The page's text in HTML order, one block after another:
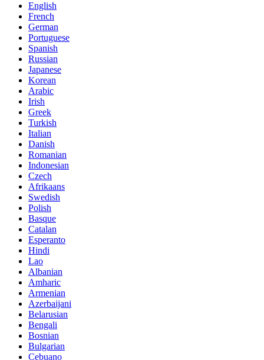
English
French
German
Portuguese
Spanish
Russian
Japanese
Korean
Arabic
Irish
Greek
Turkish
Italian
Danish
Romanian
Indonesian
Czech
Afrikaans
Swedish
Polish
Basque
Catalan
Esperanto
Hindi
Lao
Albanian
Amharic
Armenian
Azerbaijani
Belarusian
Bengali
Bosnian
Bulgarian
Cebuano